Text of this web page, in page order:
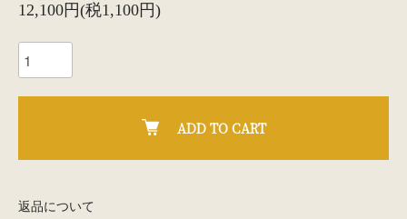
12,100円(税1,100円)
ADD TO CART
返品について